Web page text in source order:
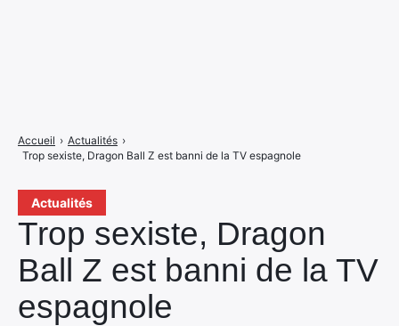
Actualités
Trop sexiste, Dragon
Ball Z est banni de la TV
espagnole
Accueil › Actualités ›
Trop sexiste, Dragon Ball Z est banni de la TV espagnole